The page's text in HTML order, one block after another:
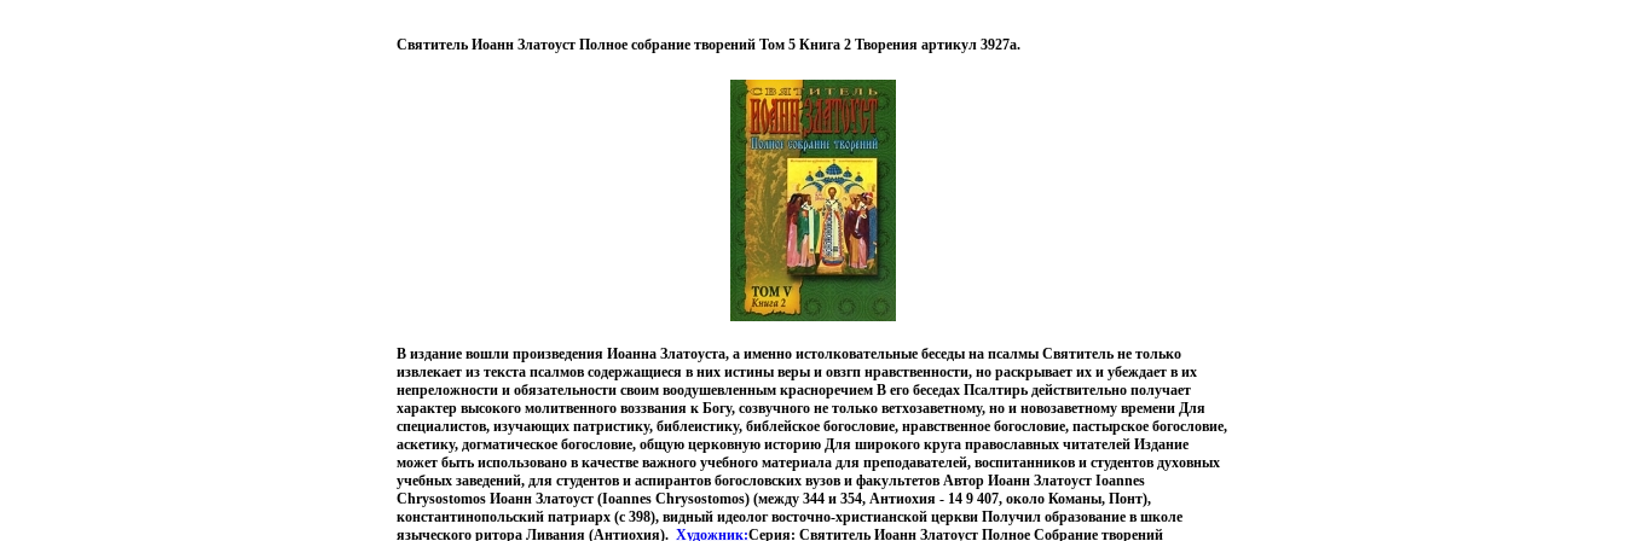
Святитель Иоанн Златоуст Полное собрание творений Том 5 Книга 2 Творения артикул 3927a.
В издание вошли произведения Иоанна Златоуста, а именно истолковательные беседы на псалмы Святитель не только
извлекает из текста псалмов содержащиеся в них истины веры и овзгп нравственности, но раскрывает их и убеждает в их
непреложности и обязательности своим воодушевленным красноречием В его беседах Псалтирь действительно получает
характер высокого молитвенного воззвания к Богу, созвучного не только ветхозаветному, но и новозаветному времени Для
специалистов, изучающих патристику, библеистику, библейское богословие, нравственное богословие, пастырское богословие,
аскетику, догматическое богословие, общую церковную историю Для широкого круга православных читателей Издание
может быть использовано в качестве важного учебного материала для преподавателей, воспитанников и студентов духовных
учебных заведений, для студентов и аспирантов богословских вузов и факультетов Автор Иоанн Златоуст Ioannes
Chrysostomos Иоанн Златоуст (Ioannes Chrysostomos) (между 344 и 354, Антиохия - 14 9 407, около Команы, Понт),
константинопольский патриарх (с 398), видный идеолог восточно-христианской церкви Получил образование в школе
языческого ритора Ливания (Антиохия). Художник:Серия: Святитель Иоанн Златоуст Полное Собрание творений